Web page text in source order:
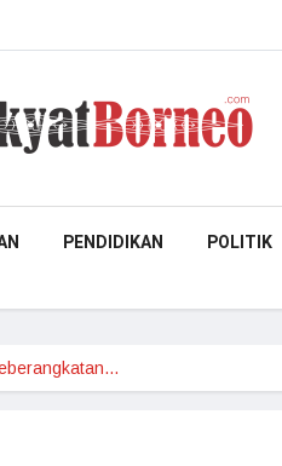
PENDIDIKAN POLITIK